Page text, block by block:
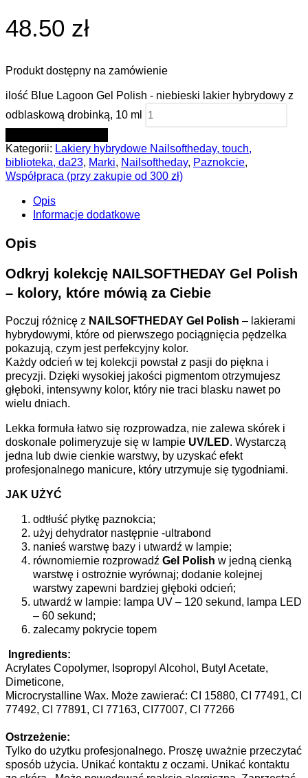
48.50 zł
Produkt dostępny na zamówienie
ilość Blue Lagoon Gel Polish - niebieski lakier hybrydowy z
odblaskową drobinką, 10 ml
Kategorii: Lakiery hybrydowe Nailsoftheday, touch,
biblioteka, da23, Marki, Nailsoftheday, Paznokcie,
Współpraca (przy zakupie od 300 zł)
Opis
Informacje dodatkowe
Opis
Odkryj kolekcję NAILSOFTHEDAY Gel Polish
– kolory, które mówią za Ciebie
Poczuj różnicę z NAILSOFTHEDAY Gel Polish – lakierami
hybrydowymi, które od pierwszego pociągnięcia pędzelka
pokazują, czym jest perfekcyjny kolor.
Każdy odcień w tej kolekcji powstał z pasji do piękna i
precyzji. Dzięki wysokiej jakości pigmentom otrzymujesz
głęboki, intensywny kolor, który nie traci blasku nawet po
wielu dniach.
Lekka formuła łatwo się rozprowadza, nie zalewa skórek i
doskonale polimeryzuje się w lampie UV/LED. Wystarczą
jedna lub dwie cienkie warstwy, by uzyskać efekt
profesjonalnego manicure, który utrzymuje się tygodniami.
JAK UŻYĆ
odtłuść płytkę paznokcia;
użyj dehydrator następnie -ultrabond
nanieś warstwę bazy i utwardź w lampie;
równomiernie rozprowadź Gel Polish w jedną cienką
warstwę i ostrożnie wyrównaj; dodanie kolejnej
warstwy zapewni bardziej głęboki odcień;
utwardź w lampie: lampa UV – 120 sekund, lampa LED
– 60 sekund;
zalecamy pokrycie topem
Ingredients:
Acrylates Copolymer, Isopropyl Alcohol, Butyl Acetate,
Dimeticone,
Microcrystalline Wax. Może zawierać: CI 15880, CI 77491, CI
77492, CI 77891, CI 77163, CI77007, CI 77266
Ostrzeżenie:
Tylko do użytku profesjonalnego. Proszę uważnie przeczytać
sposób użycia. Unikać kontaktu z oczami. Unikać kontaktu